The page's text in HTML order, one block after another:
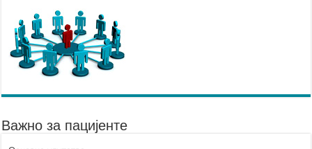
Важно за пацијенте